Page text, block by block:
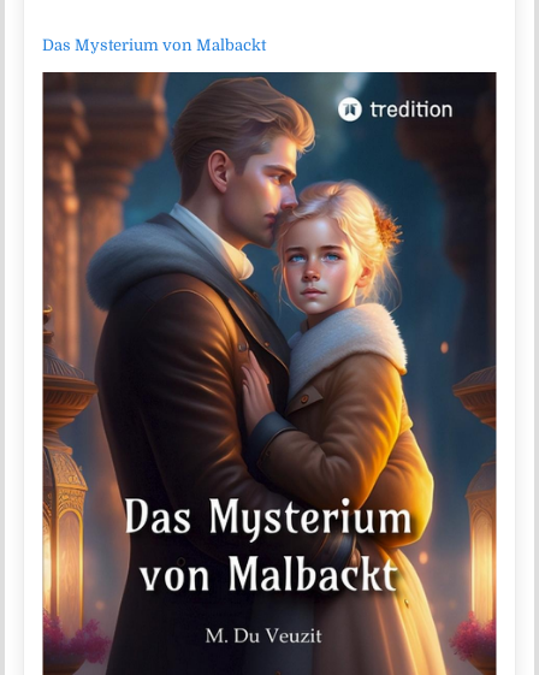
Das Mysterium von Malbackt